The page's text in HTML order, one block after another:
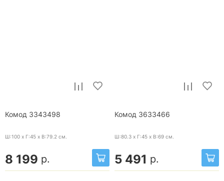
Комод 3343498
Ш:100 x Г:45 x В:79.2 см.
8 199 р.
Комод 3633466
Ш:80.3 x Г:45 x В:69 см.
5 491 р.